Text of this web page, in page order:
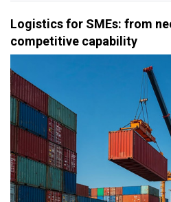
Logistics for SMEs: from
competitive capability